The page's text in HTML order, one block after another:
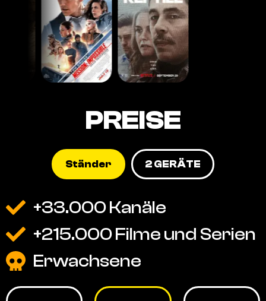
PREISE
Ständer 2 GERÄTE
+33.000 Kanäle
+215.000 Filme und Serien
Erwachsene